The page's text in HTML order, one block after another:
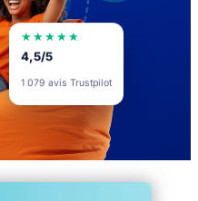
★★★★★
4,5/5
1 079 avis Trustpilot